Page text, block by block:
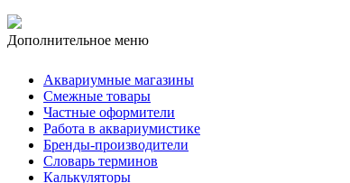
Дополнительное меню
Аквариумные магазины
Смежные товары
Частные оформители
Работа в аквариумистике
Бренды-производители
Словарь терминов
Калькуляторы